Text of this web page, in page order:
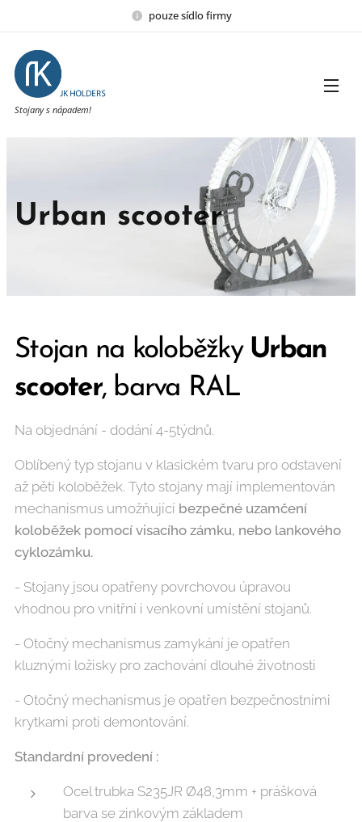
pouze sídlo firmy
Stojany s nápadem!
Urban scooter
Stojan na koloběžky Urban
scooter, barva RAL
Na objednání - dodání 4-5týdnů.
Oblíbený typ stojanu v klasickém tvaru pro odstavení
až pěti koloběžek. Tyto stojany mají implementován
mechanismus umožňující bezpečné uzamčení
koloběžek pomocí visacího zámku, nebo lankového
cyklozámku.
- Stojany jsou opatřeny povrchovou úpravou
vhodnou pro vnitřní i venkovní umístění stojanů.
- Otočný mechanismus zamykání je opatřen
kluznými ložisky pro zachování dlouhé životnosti
- Otočný mechanismus je opatřen bezpečnostními
krytkami proti demontování.
Standardní provedení :
Ocel trubka S235JR Ø48,3mm + prášková
barva se zinkovým základem